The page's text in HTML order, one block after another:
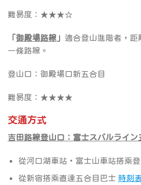
難易度：★★★☆
「御殿場路線」 適合登山進階者，
一條路線。
登山口：御殿場口新五合目
難易度：★★★★
交通方式
吉田路線登山口：富士スバルライン
從河口湖車站・富士山車站搭乘
從新宿搭乘直達五合目巴士 時刻